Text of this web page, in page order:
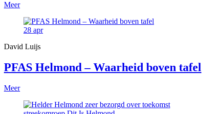
Meer
28 apr
David Luijs
PFAS Helmond – Waarheid boven tafel
Meer